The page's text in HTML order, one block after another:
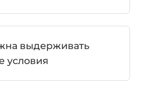
выдерживать
условия